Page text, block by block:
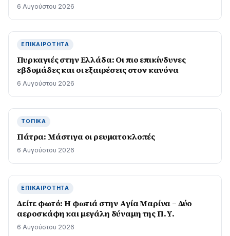
6 Αυγούστου 2026
ΕΠΙΚΑΙΡΌΤΗΤΑ
Πυρκαγιές στην Ελλάδα: Οι πιο επικίνδυνες
εβδομάδες και οι εξαιρέσεις στον κανόνα
6 Αυγούστου 2026
ΤΟΠΙΚΆ
Πάτρα: Μάστιγα οι ρευµατοκλοπές
6 Αυγούστου 2026
ΕΠΙΚΑΙΡΌΤΗΤΑ
Δείτε φωτό: Η φωτιά στην Αγία Μαρίνα – Δύο
αεροσκάφη και μεγάλη δύναμη της Π.Υ.
6 Αυγούστου 2026